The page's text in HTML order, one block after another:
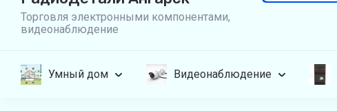
Торговля электронными компонентами,
видеонаблюдение
Умный дом Видеонаблюдение